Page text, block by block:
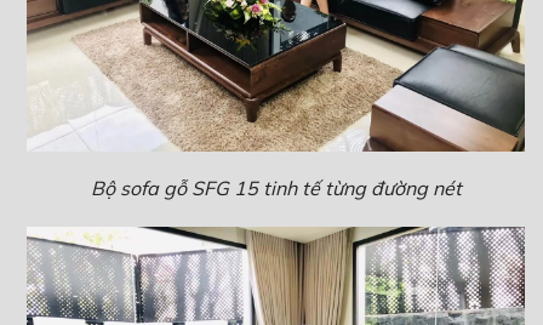
Bộ sofa gỗ SFG 15 tinh tế từng đường nét